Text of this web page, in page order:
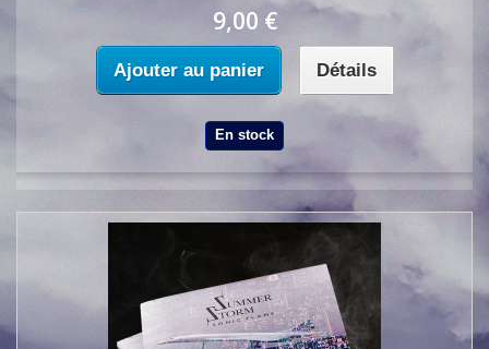
9,00 €
Ajouter au panier Détails
En stock